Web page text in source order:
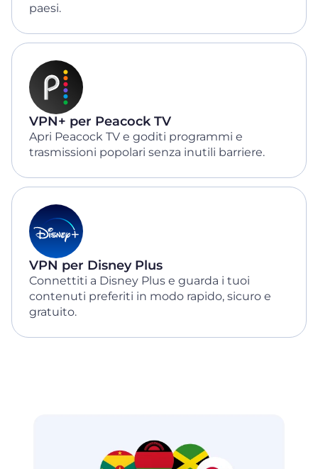
paesi.
VPN+ per Peacock TV
Apri Peacock TV e goditi programmi e
trasmissioni popolari senza inutili barriere.
VPN per Disney Plus
Connettiti a Disney Plus e guarda i tuoi
contenuti preferiti in modo rapido, sicuro e
gratuito.